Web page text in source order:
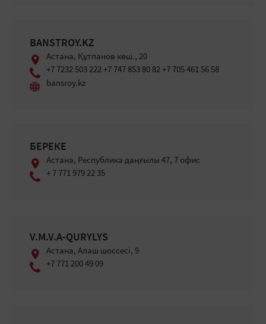
BANSTROY.KZ
Астана, Құтпанов көш., 20
+7 7232 503 222 +7 747 853 80 82 +7 705 461 56 58
bansroy.kz
БЕРЕКЕ
Астана, Республика даңғылы 47, 7 офис
+ 7 771 979 22 35
V.M.V.A-QURYLYS
Астана, Алаш шоссесі, 9
+7 771 200 49 09